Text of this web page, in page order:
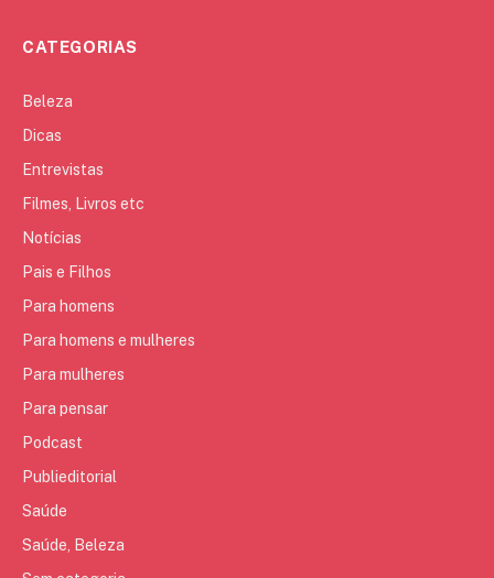
CATEGORIAS
Beleza
Dicas
Entrevistas
Filmes, Livros etc
Notícias
Pais e Filhos
Para homens
Para homens e mulheres
Para mulheres
Para pensar
Podcast
Publieditorial
Saúde
Saúde, Beleza